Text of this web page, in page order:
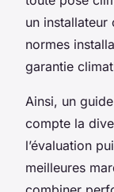
un
normes
garantie
Ainsi, un
compte la
l’évaluation
meilleures